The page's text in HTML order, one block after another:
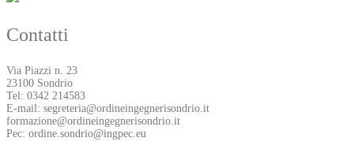
Contatti
Via Piazzi n. 23
23100 Sondrio
Tel: 0342 214583
E-mail: segreteria@ordineingegnerisondrio.it
formazione@ordineingegnerisondrio.it
Pec: ordine.sondrio@ingpec.eu